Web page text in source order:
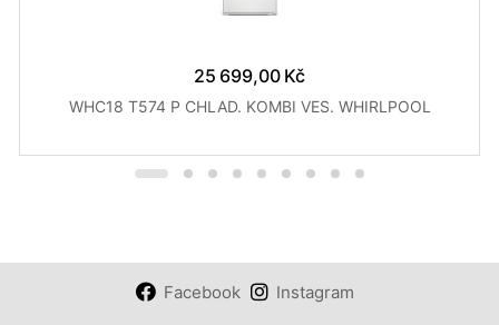
25 699,00 Kč
WHC18 T574 P CHLAD. KOMBI VES. WHIRLPOOL
Facebook Instagram